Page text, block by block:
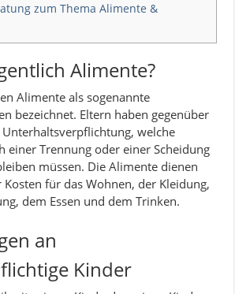
zum Thema Alimente &
Alimente?
Alimente als sogenannte
bezeichnet. Eltern haben gegenüber
welche
einer Trennung oder einer Scheidung
müssen. Die Alimente dienen
für das Wohnen, der Kleidung,
dem Essen und dem Trinken.
an
Kinder